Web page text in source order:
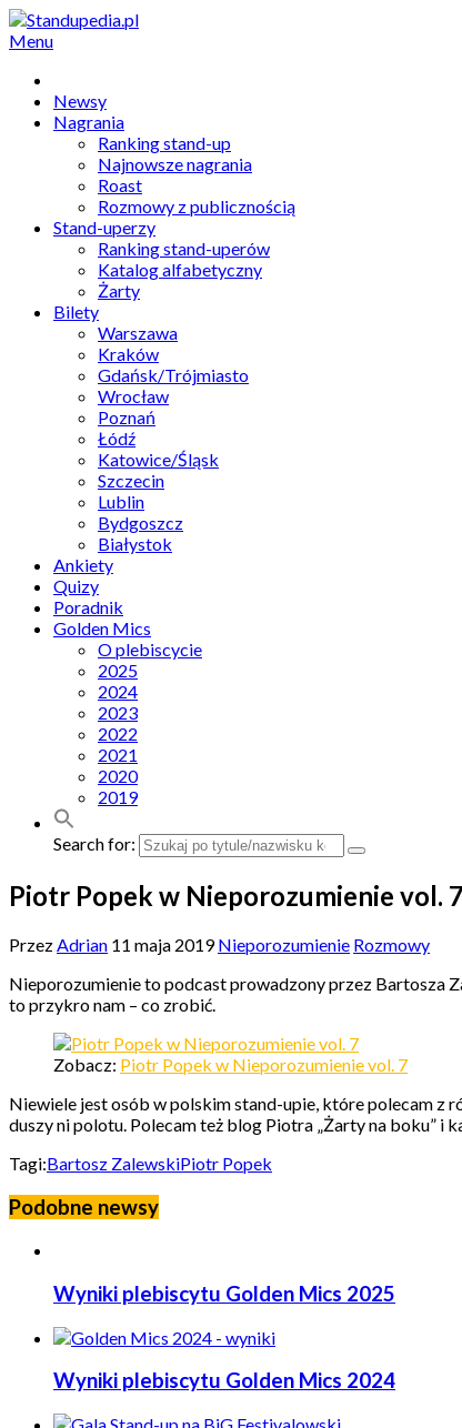
Menu
Newsy
Nagrania
Ranking stand-up
Najnowsze nagrania
Roast
Rozmowy z publicznością
Stand-uperzy
Ranking stand-uperów
Katalog alfabetyczny
Żarty
Bilety
Warszawa
Kraków
Gdańsk/Trójmiasto
Wrocław
Poznań
Łódź
Katowice/Śląsk
Szczecin
Lublin
Bydgoszcz
Białystok
Ankiety
Quizy
Poradnik
Golden Mics
O plebiscycie
2025
2024
2023
2022
2021
2020
2019
Search for:
Piotr Popek w Nieporozumienie vol. 7
PrzezAdrian 11 maja 2019 Nieporozumienie Rozmowy
Nieporozumienie to podcast prowadzony przez Bartosza
to przykro nam – co zrobić.
Zobacz: Piotr Popek w Nieporozumienie vol. 7
Niewiele jest osób w polskim stand-upie, które polecam z
duszy ni polotu. Polecam też blog Piotra „Żarty na boku” i
Tagi:Bartosz ZalewskiPiotr Popek
Podobne newsy
Wyniki plebiscytu Golden Mics 2025
Wyniki plebiscytu Golden Mics 2024